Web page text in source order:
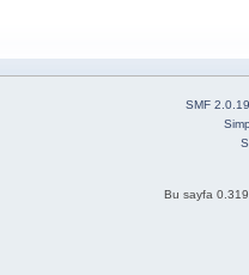
SMF 2.0.19
Bu sayfa